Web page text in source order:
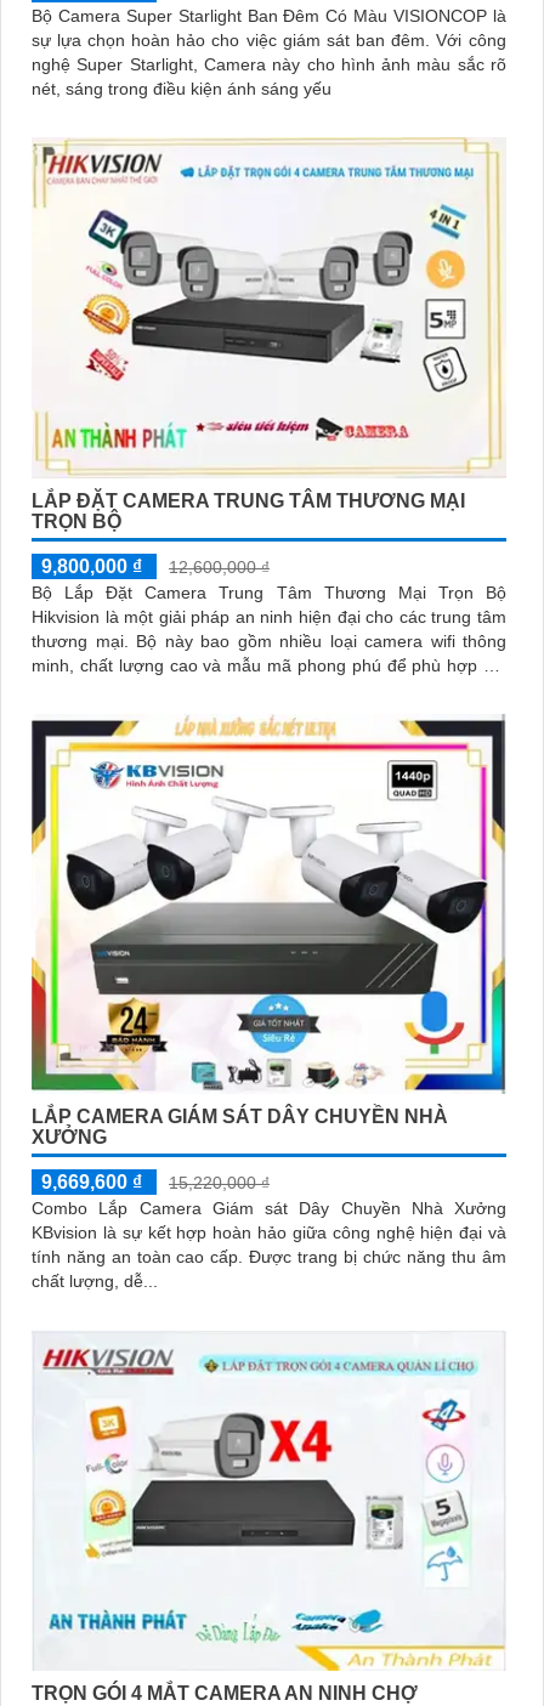
Bộ Camera Super Starlight Ban Đêm Có Màu VISIONCOP là
sự lựa chọn hoàn hảo cho việc giám sát ban đêm. Với công
nghệ Super Starlight, Camera này cho hình ảnh màu sắc rõ
nét, sáng trong điều kiện ánh sáng yếu
LẮP ĐẶT CAMERA TRUNG TÂM THƯƠNG MẠI
TRỌN BỘ
9,800,000 ₫
12,600,000 ₫
Bộ Lắp Đặt Camera Trung Tâm Thương Mại Trọn Bộ
Hikvision là một giải pháp an ninh hiện đại cho các trung tâm
thương mại. Bộ này bao gồm nhiều loại camera wifi thông
minh, chất lượng cao và mẫu mã phong phú để phù hợp với
LẮP CAMERA GIÁM SÁT DÂY CHUYỀN NHÀ
XƯỞNG
9,669,600 ₫
15,220,000 ₫
Combo Lắp Camera Giám sát Dây Chuyền Nhà Xưởng
KBvision là sự kết hợp hoàn hảo giữa công nghệ hiện đại và
tính năng an toàn cao cấp. Được trang bị chức năng thu âm
chất lượng, dễ...
TRỌN GÓI 4 MẮT CAMERA AN NINH CHỢ